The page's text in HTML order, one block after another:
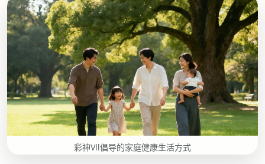
彩神Vll倡导的家庭健康生活方式